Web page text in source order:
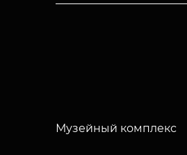
Музейный комплекс